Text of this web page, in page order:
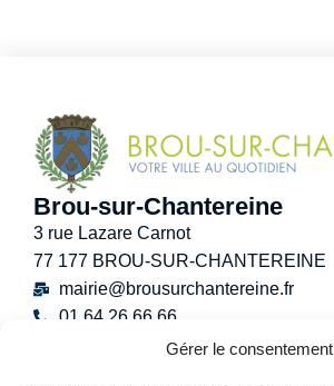
Gérer le consentement
Brou-sur-Chantereine
3 rue Lazare Carnot
77 177 BROU-SUR-CHANTEREINE
mairie@brousurchantereine.fr
01 64 26 66 66